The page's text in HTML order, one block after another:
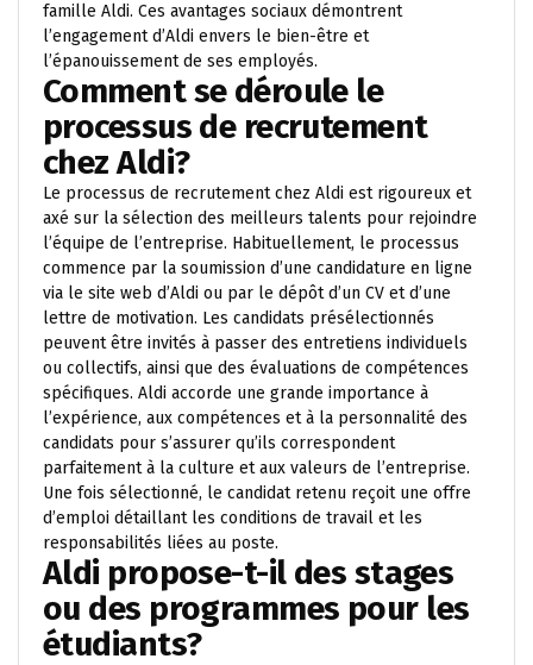
famille Aldi. Ces avantages sociaux démontrent
l’engagement d’Aldi envers le bien-être et
l’épanouissement de ses employés.
Comment se déroule le
processus de recrutement
chez Aldi?
Le processus de recrutement chez Aldi est rigoureux et
axé sur la sélection des meilleurs talents pour rejoindre
l’équipe de l’entreprise. Habituellement, le processus
commence par la soumission d’une candidature en ligne
via le site web d’Aldi ou par le dépôt d’un CV et d’une
lettre de motivation. Les candidats présélectionnés
peuvent être invités à passer des entretiens individuels
ou collectifs, ainsi que des évaluations de compétences
spécifiques. Aldi accorde une grande importance à
l’expérience, aux compétences et à la personnalité des
candidats pour s’assurer qu’ils correspondent
parfaitement à la culture et aux valeurs de l’entreprise.
Une fois sélectionné, le candidat retenu reçoit une offre
d’emploi détaillant les conditions de travail et les
responsabilités liées au poste.
Aldi propose-t-il des stages
ou des programmes pour les
étudiants?